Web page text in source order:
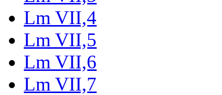
Lm VII,4
Lm VII,5
Lm VII,6
Lm VII,7